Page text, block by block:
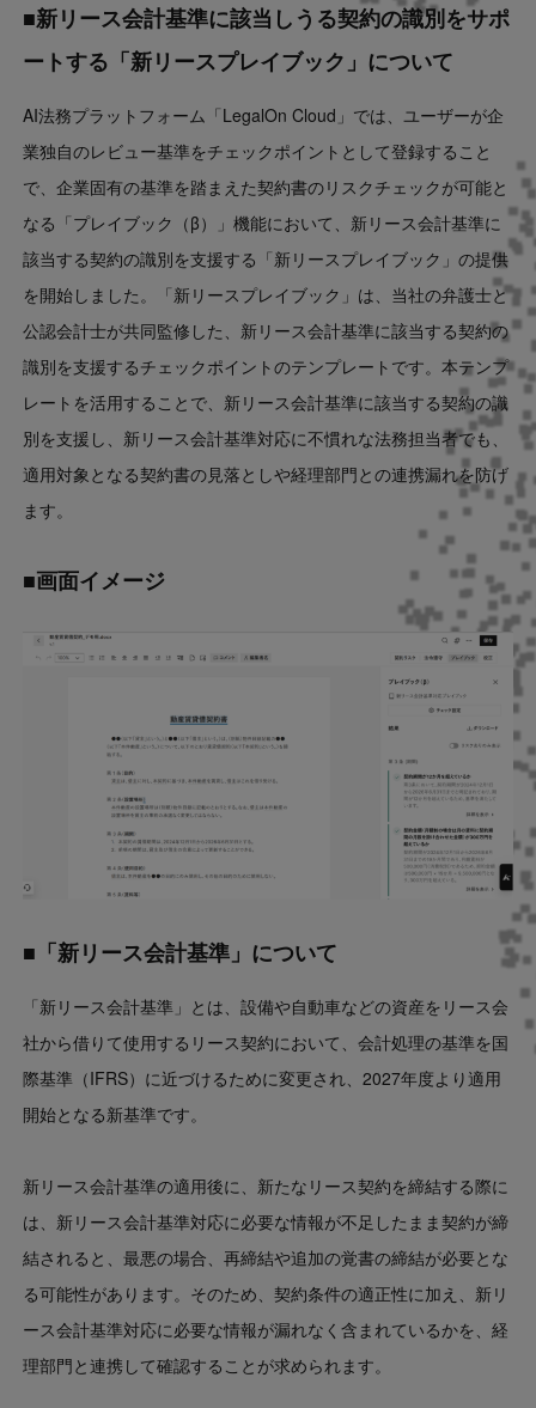
■新リース会計基準に該当しうる契約の識別をサポ
ートする「新リースプレイブック」について
AI法務プラットフォーム「LegalOn Cloud」では、ユーザーが企
業独自のレビュー基準をチェックポイントとして登録すること
で、企業固有の基準を踏まえた契約書のリスクチェックが可能と
なる「プレイブック（β）」機能において、新リース会計基準に
該当する契約の識別を支援する「新リースプレイブック」の提供
を開始しました。「新リースプレイブック」は、当社の弁護士と
公認会計士が共同監修した、新リース会計基準に該当する契約の
識別を支援するチェックポイントのテンプレートです。本テンプ
レートを活用することで、新リース会計基準に該当する契約の識
別を支援し、新リース会計基準対応に不慣れな法務担当者でも、
適用対象となる契約書の見落としや経理部門との連携漏れを防げ
ます。
■画面イメージ
■「新リース会計基準」について
「新リース会計基準」とは、設備や自動車などの資産をリース会
社から借りて使用するリース契約において、会計処理の基準を国
際基準（IFRS）に近づけるために変更され、2027年度より適用
開始となる新基準です。
新リース会計基準の適用後に、新たなリース契約を締結する際に
は、新リース会計基準対応に必要な情報が不足したまま契約が締
結されると、最悪の場合、再締結や追加の覚書の締結が必要とな
る可能性があります。そのため、契約条件の適正性に加え、新リ
ース会計基準対応に必要な情報が漏れなく含まれているかを、経
理部門と連携して確認することが求められます。